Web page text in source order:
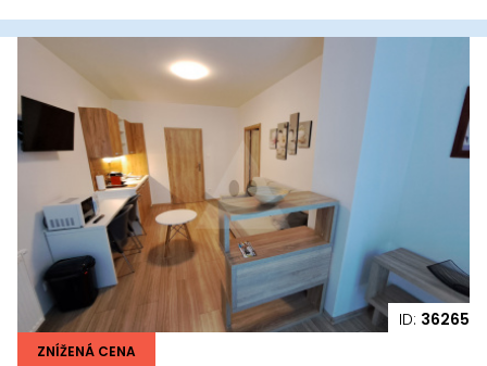
ID: 36265
ZNÍŽENÁ CENA